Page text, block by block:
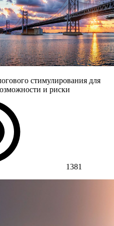
стимулирования для
и риски
1381